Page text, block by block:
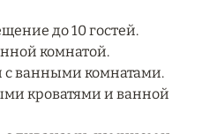
МАЛЬДИВЫ
до 10 гостей.
комнатой.
с ванными комнатами.
кроватями и ванной